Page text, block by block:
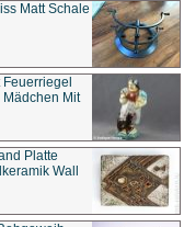
Matt Schale
Mit
Platte
Wall